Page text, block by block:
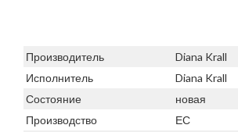
Производитель
Diana Krall
Исполнитель
Diana Krall
Состояние
новая
Производство
ЕС